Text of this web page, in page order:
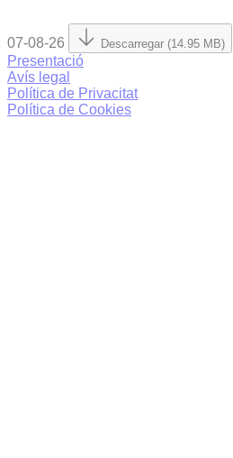
07-08-26 Descarregar (14.95 MB)
Presentació
Avís legal
Política de Privacitat
Política de Cookies